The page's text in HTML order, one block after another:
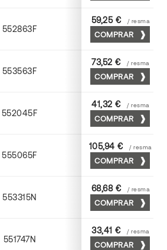
552863F 63 x 88
59,25 € / resma
COMPRAR
553563F 63 x 88
73,52 € / resma
COMPRAR
552045F 45 x 64
41,32 € / resma
COMPRAR
555065F 65 x 90
105,94 € / resma
COMPRAR
553315N 72 x 102
68,68 € / resma
COMPRAR
551747N 45 x 64
33,41 € / resma
COMPRAR